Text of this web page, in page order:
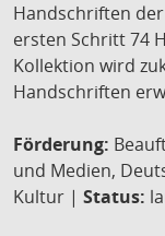
Handschriften
ersten Schritt 74
Kollektion wird
Handschriften
Förderung:
und Medien,
Kultur | Status: